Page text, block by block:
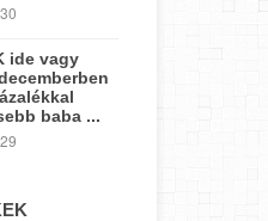
ide vagy
baba ...